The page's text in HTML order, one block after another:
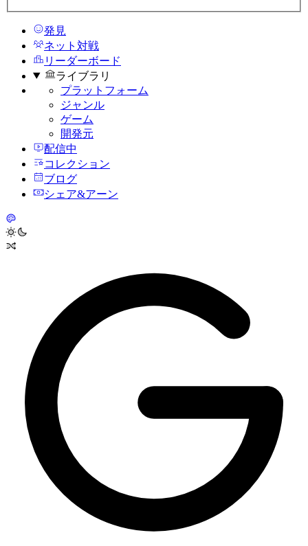
発見
ネット対戦
リーダーボード
ライブラリ
プラットフォーム
ジャンル
ゲーム
開発元
配信中
コレクション
ブログ
シェア&アーン